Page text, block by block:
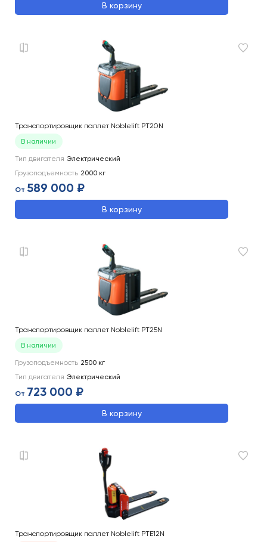
В корзину
Транспортировщик паллет Noblelift PT20N
В наличии
Тип двигателя Электрический
Грузоподъемность 2000 кг
От 589 000 ₽
В корзину
Транспортировщик паллет Noblelift PT25N
В наличии
Грузоподъемность 2500 кг
Тип двигателя Электрический
От 723 000 ₽
В корзину
Транспортировщик паллет Noblelift PTE12N